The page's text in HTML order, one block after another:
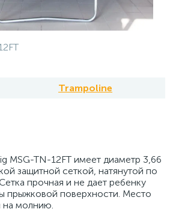
Trampoline
MSG-TN-12FT имеет диаметр 3,66
защитной сеткой, натянутой по
прочная и не дает ребенку
прыжковой поверхности. Место
на молнию.